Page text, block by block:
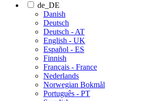
de_DE
Danish
Deutsch
Deutsch - AT
English - UK
Español - ES
Finnish
Français - France
Nederlands
Norwegian Bokmål
Português - PT